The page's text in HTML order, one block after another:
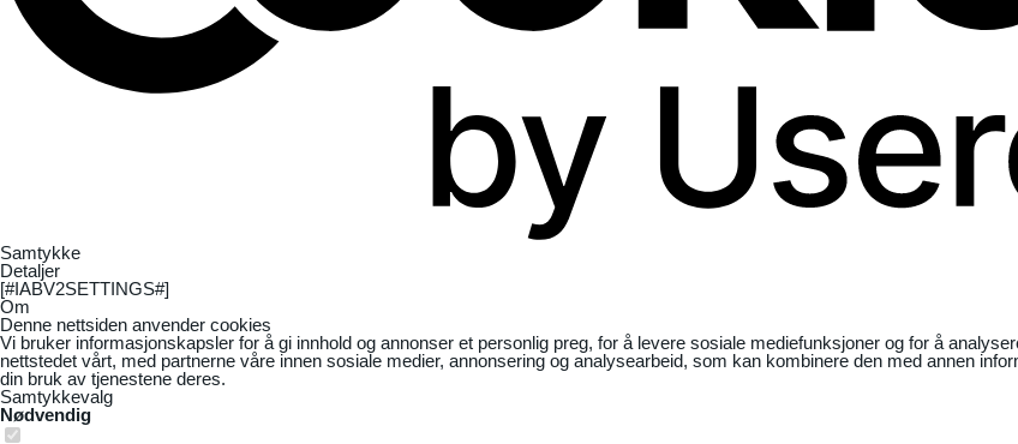
Samtykke
Detaljer
[#IABV2SETTINGS#]
Om
Denne nettsiden anvender cookies
Vi bruker informasjonskapsler for å gi innhold og annonser et personlig preg, for å levere sosiale mediefunksjoner og for å
nettstedet vårt, med partnerne våre innen sosiale medier, annonsering og analysearbeid, som kan kombinere den med annen
din bruk av tjenestene deres.
Samtykkevalg
Nødvendig